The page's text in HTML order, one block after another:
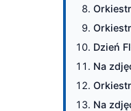
Dzień
Na
Na